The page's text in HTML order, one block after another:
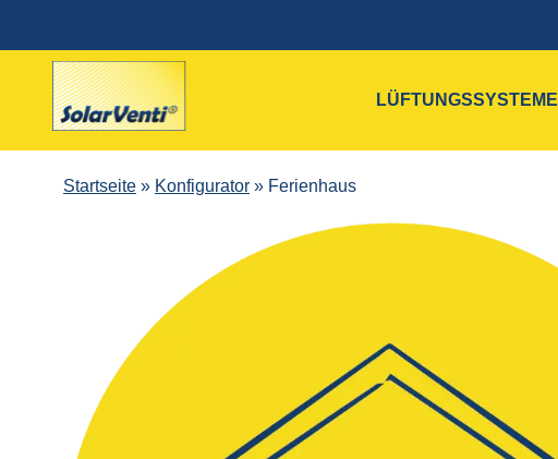
LÜFTUNGSSYSTEME
Startseite » Konfigurator » Ferienhaus